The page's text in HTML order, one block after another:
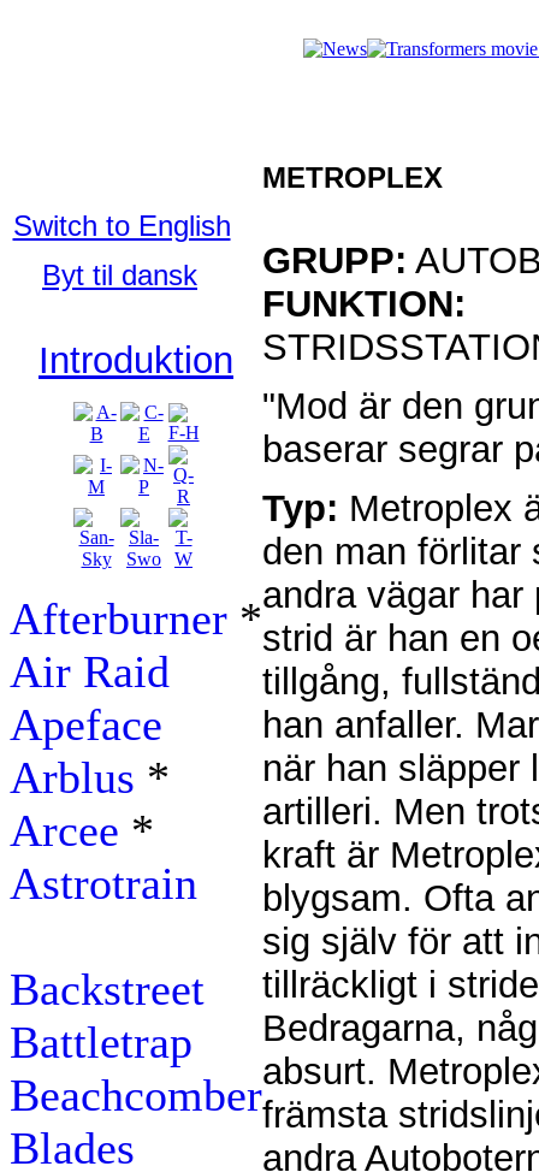
Switch to English
Byt til dansk
Introduktion
Afterburner *
Air Raid
Apeface
Arblus *
Arcee *
Astrotrain
Backstreet
Battletrap
Beachcomber
Blades
METROPLEX
GRUPP:
FUNKTION:
"Mod är den
baserar segrar
Typ: Metroplex
den man förlitar
andra vägar har
strid är han en
tillgång,
han anfaller.
när han släpper
artilleri. Men
kraft är
blygsam. Ofta
sig själv för att
tillräckligt i
Bedragarna,
absurt.
främsta
andra